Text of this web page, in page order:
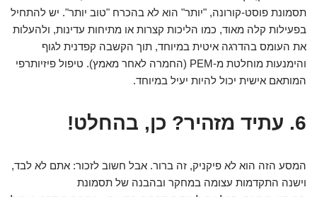
תסמונת פוסט-קורונה, "יותר" הוא לא בהכרח "טוב יותר". יש להתחיל
בפעילות קלה מאוד, כמו הליכות קצרות או מתיחות עדינות, ולהעלות
את העומס בהדרגה איטית במיוחד, תוך הקשבה קפדנית לגוף
והימנעות מוחלטת מ-PEM (החמרה לאחר מאמץ). טיפול פיזיותרפי
המותאם אישית יכול להיות יעיל במיוחד.
6. עתיד מזהיר? כן, בהחלט!
המסע הזה הוא לא פיקניק, זה ברור. אבל חשוב לזכור: אתם לא לבד,
וישנה התקדמות עצומה במחקר ובהבנה של תסמונת